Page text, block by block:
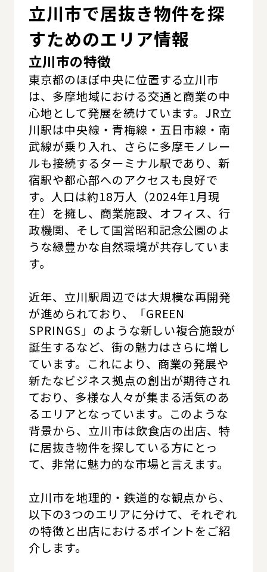
立川市で居抜き物件を探
すためのエリア情報
立川市の特徴
東京都のほぼ中央に位置する立川市
は、多摩地域における交通と商業の中
心地として発展を続けています。JR立
川駅は中央線・青梅線・五日市線・南
武線が乗り入れ、さらに多摩モノレー
ルも接続するターミナル駅であり、新
宿駅や都心部へのアクセスも良好で
す。人口は約18万人（2024年1月現
在）を擁し、商業施設、オフィス、行
政機関、そして国営昭和記念公園のよ
うな緑豊かな自然環境が共存していま
す。
近年、立川駅周辺では大規模な再開発
が進められており、「GREEN
SPRINGS」のような新しい複合施設が
誕生するなど、街の魅力はさらに増し
ています。これにより、商業の発展や
新たなビジネス拠点の創出が期待され
ており、多様な人々が集まる活気のあ
るエリアとなっています。このような
背景から、立川市は飲食店の出店、特
に居抜き物件を探している方にとっ
て、非常に魅力的な市場と言えます。
立川市を地理的・鉄道的な観点から、
以下の3つのエリアに分けて、それぞれ
の特徴と出店におけるポイントをご紹
介します。